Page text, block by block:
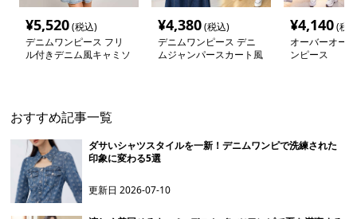
¥5,520(税込)
デニムワンピース フリ
ル付きデニム風キャミソ
¥4,380(税込)
デニムワンピース デニ
ムジャンパースカート風
¥4,140(税
オーバーオー
ンピース
おすすめ記事一覧
ダサいシャツスタイルを一新！デニムワンピで洗練された
印象に変わる5選
更新日2026-07-10